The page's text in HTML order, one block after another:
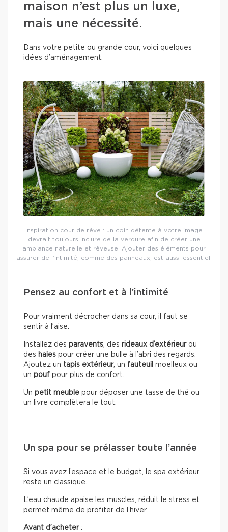
maison n’est plus un luxe,
mais une nécessité.
Dans votre petite ou grande cour, voici quelques
idées d’aménagement.
Inspiration cour de rêve : un coin détente à votre image
devrait toujours inclure de la verdure afin de créer une
ambiance naturelle et rêveuse. Ajouter des éléments pour
assurer de l’intimité, comme des panneaux, est aussi essentiel.
Pensez au confort et à l’intimité
Pour vraiment décrocher dans sa cour, il faut se
sentir à l’aise.
Installez des paravents , des rideaux d’extérieurou
des haies pour créer une bulle à l’abri des regards.
Ajoutez un tapis extérieur, un fauteuil moelleux ou
un pouf pour plus de confort.
Un petit meuble pour déposer une tasse de thé ou
un livre complètera le tout.
Un spa pour se prélasser toute l’année
Si vous avez l’espace et le budget, le spa extérieur
reste un classique.
L’eau chaude apaise les muscles, réduit le stress et
permet même de profiter de l’hiver.
Avant d’acheter :